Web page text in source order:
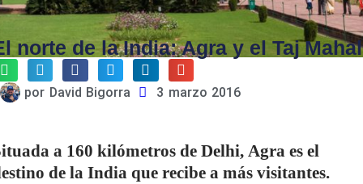
norte de la India: Agra y el Taj Mahal
por David Bigorra 3 marzo 2016
a 160 kilómetros de Delhi, Agra es el
de la India que recibe a más visitantes.